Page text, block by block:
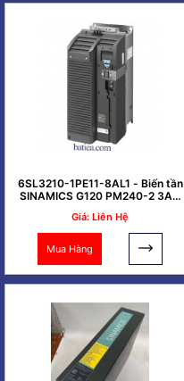
6SL3210-1PE11-8AL1 - Biến tần
SINAMICS G120 PM240-2 3AC
Giá: Liên Hệ
Mua Hàng